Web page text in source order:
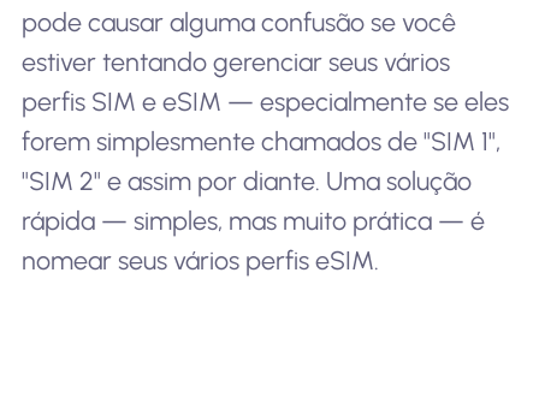
pode causar alguma confusão se você
estiver tentando gerenciar seus vários
perfis SIM e eSIM — especialmente se eles
forem simplesmente chamados de "SIM 1",
"SIM 2" e assim por diante. Uma solução
rápida — simples, mas muito prática — é
nomear seus vários perfis eSIM.